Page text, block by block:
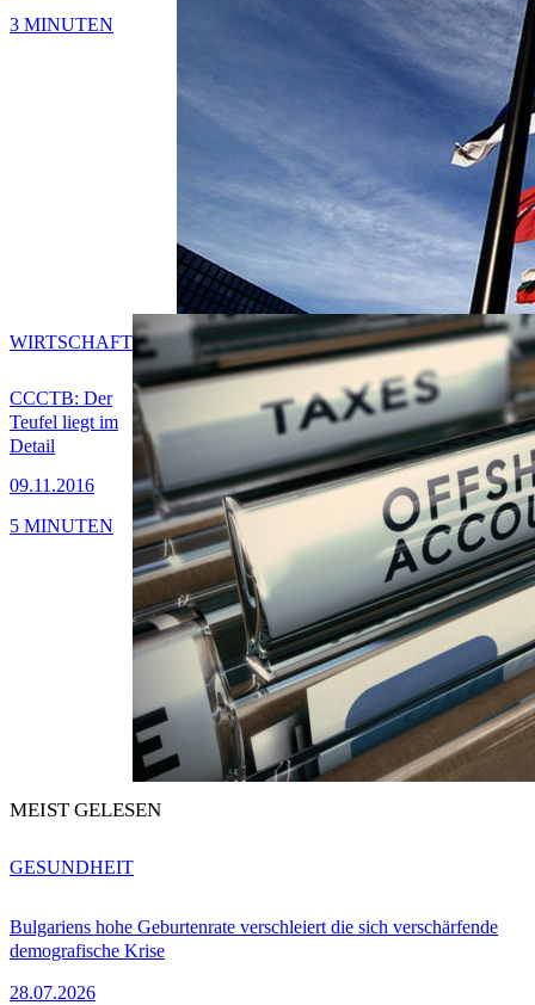
3 MINUTEN
CCCTB: Der
Teufel liegt im
Detail
09.11.2016
WIRTSCHAFT
5 MINUTEN
MEIST GELESEN
Bulgariens hohe Geburtenrate verschleiert die sich verschärfende
demografische Krise
28.07.2026
GESUNDHEIT